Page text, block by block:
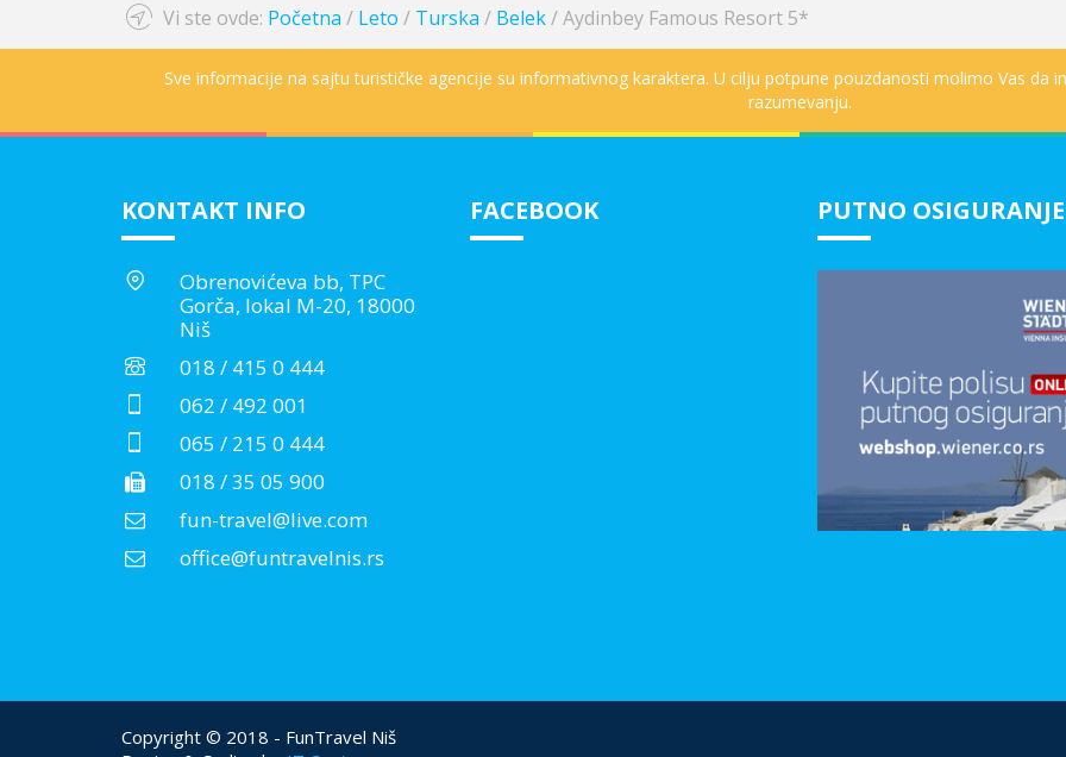
Vi ste ovde: Početna / Leto / Turska / Belek/Aydinbey Famous Resort 5*
Sve informacije na sajtu turističke agencije su informativnog karaktera. U cilju potpune pouzdanosti molimo Vas da
razumevanju.
KONTAKT INFO
Obrenovićeva bb, TPC
Gorča, lokal M-20, 18000
Niš
018 / 415 0 444
062 / 492 001
065 / 215 0 444
018 / 35 05 900
fun-travel@live.com
office@funtravelnis.rs
FACEBOOK PUTNO OSIGURANJE
Copyright © 2018 - FunTravel Niš